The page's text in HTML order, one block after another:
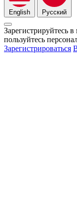
English Русский
Зарегистрируйтесь
пользуйтесь
Зарегистрироваться